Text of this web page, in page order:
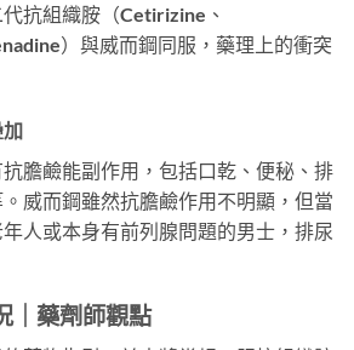
抗組織胺（Cetirizine、
）與威而鋼同服，藥理上的衝突
膽鹼能副作用，包括口乾、便秘、排
威而鋼雖然抗膽鹼作用不明顯，但當
人或本身有前列腺問題的男士，排尿
｜藥劑師觀點